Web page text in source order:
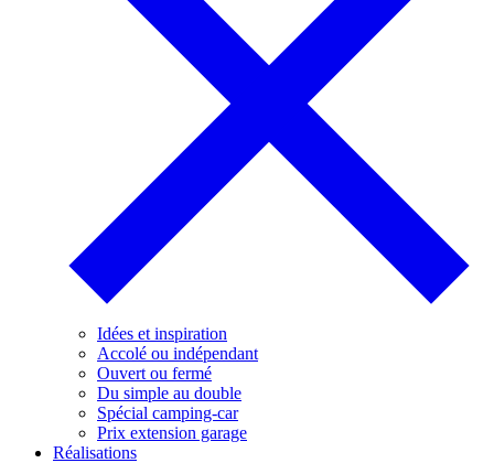
Idées et inspiration
Accolé ou indépendant
Ouvert ou fermé
Du simple au double
Spécial camping-car
Prix extension garage
Réalisations